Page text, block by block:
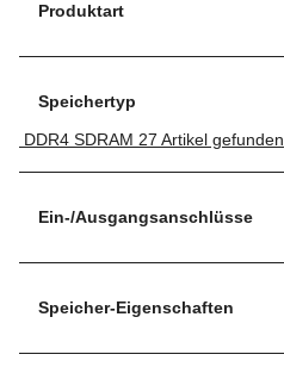
Produktart
Speichertyp
DDR4 SDRAM 27 Artikel gefunden
Ein-/Ausgangsanschlüsse
Speicher-Eigenschaften